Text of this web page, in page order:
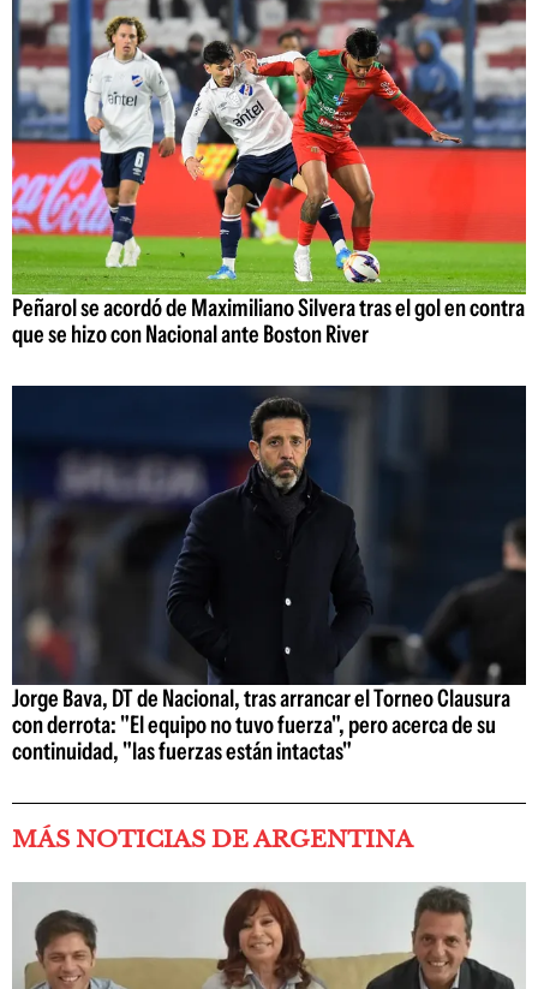
Peñarol se acordó de Maximiliano Silvera tras el gol en contra
que se hizo con Nacional ante Boston River
Jorge Bava, DT de Nacional, tras arrancar el Torneo Clausura
con derrota: "El equipo no tuvo fuerza", pero acerca de su
continuidad, "las fuerzas están intactas"
MÁS NOTICIAS DE ARGENTINA